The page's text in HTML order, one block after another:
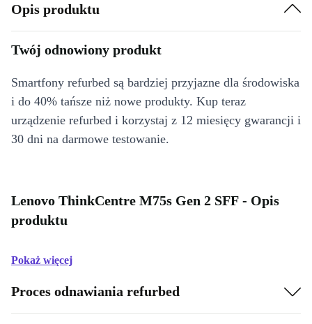
Opis produktu
Twój odnowiony produkt
Smartfony refurbed są bardziej przyjazne dla środowiska
i do 40% tańsze niż nowe produkty. Kup teraz
urządzenie refurbed i korzystaj z 12 miesięcy gwarancji i
30 dni na darmowe testowanie.
Lenovo ThinkCentre M75s Gen 2 SFF - Opis
produktu
Pokaż więcej
Proces odnawiania refurbed